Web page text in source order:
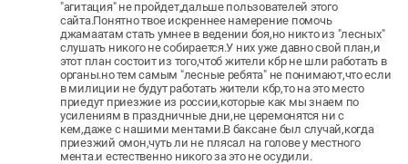
"агитация" не пройдет,дальше пользователей этого
сайта.Понятно твое искреннее намерение помочь
джамаатам стать умнее в ведении боя,но никто из "лесных"
слушать никого не собирается.У них уже давно свой план,и
этот план состоит из того,чтоб жители кбр не шли работать в
органы.но тем самым "лесные ребята" не понимают,что если
в милиции не будут работать жители кбр,то на это место
приедут приезжие из россии,которые как мы знаем по
усилениям в праздничные дни,не церемонятся ни с
кем,даже с нашими ментами.В баксане был случай,когда
приезжий омон,чуть ли не плясал на голове у местного
мента.и естественно никого за это не осудили.